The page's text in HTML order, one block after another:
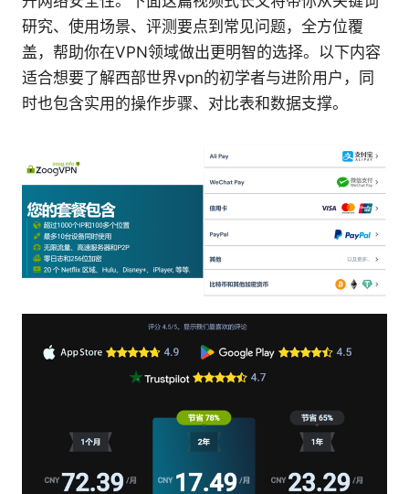
研究、使用场景、评测要点到常见问题，全方位覆
盖，帮助你在VPN领域做出更明智的选择。以下内容
适合想要了解西部世界vpn的初学者与进阶用户，同
时也包含实用的操作步骤、对比表和数据支撑。